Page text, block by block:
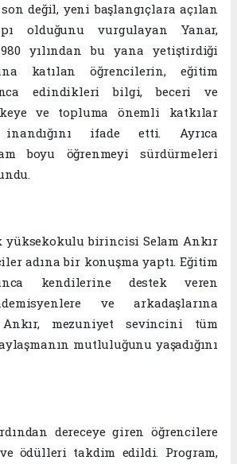
değil, yeni başlangıçlara açılan
olduğunu vurgulayan Yanar,
yılından bu yana yetiştirdiği
katılan öğrencilerin, eğitim
edindikleri bilgi, beceri ve
ve topluma önemli katkılar
inandığını ifade etti. Ayrıca
boyu öğrenmeyi sürdürmeleri
yüksekokulu birincisi Selam Ankır
adına bir konuşma yaptı. Eğitim
kendilerine destek veren
ve arkadaşlarına
mezuniyet sevincini tüm
mutluluğunu yaşadığını
dereceye giren öğrencilere
ödülleri takdim edildi. Program,